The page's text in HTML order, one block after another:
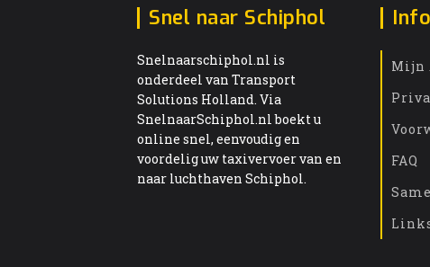
Snel naar Schiphol
Snelnaarschiphol.nl is
onderdeel van Transport
Solutions Holland. Via
SnelnaarSchiphol.nl boekt u
online snel, eenvoudig en
voordelig uw taxivervoer van en
naar luchthaven Schiphol.
Mijn
FAQ